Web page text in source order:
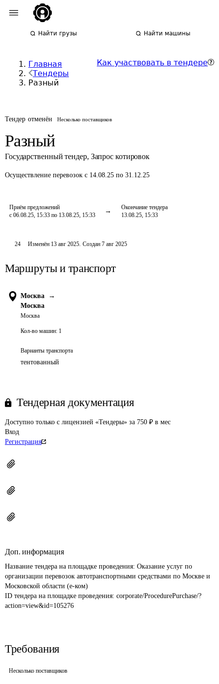
Найти грузы Найти машины
Главная
Тендеры
Разный
Как участвовать в тендере
Тендер отменён Несколько поставщиков
Разный
Государственный тендер, Запрос котировок
Осуществление перевозок с 14.08.25 по 31.12.25
Приём предложений
с 06.08.25, 15:33 по 13.08.25, 15:33
Окончание тендера
13.08.25, 15:33
24 Изменён 13 авг 2025. Создан 7 авг 2025
Маршруты и транспорт
Москва
→
Москва
Москва
Кол-во машин: 1
Варианты транспорта
тентованный
Тендерная документация
Доступно только с лицензией «Тендеры» за 750 ₽ в мес
Вход
Регистрация
Доп. информация
Название тендера на площадке проведения: Оказание услуг по
организации перевозок автотранспортными средствами по Москве и
Московской области (е-ком)
ID тендера на площадке проведения: corporate/ProcedurePurchase/?
action=view&id=105276
Требования
Несколько поставщиков